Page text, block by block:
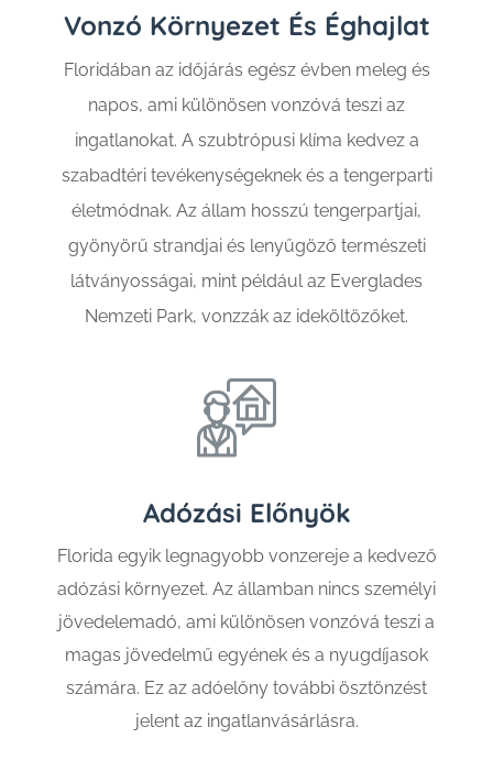
Vonzó Környezet És Éghajlat
Floridában az időjárás egész évben meleg és
napos, ami különösen vonzóvá teszi az
ingatlanokat. A szubtrópusi klíma kedvez a
szabadtéri tevékenységeknek és a tengerparti
életmódnak. Az állam hosszú tengerpartjai,
gyönyörű strandjai és lenyűgöző természeti
látványosságai, mint például az Everglades
Nemzeti Park, vonzzák az ideköltözőket.
Adózási Előnyök
Florida egyik legnagyobb vonzereje a kedvező
adózási környezet. Az államban nincs személyi
jövedelemadó, ami különösen vonzóvá teszi a
magas jövedelmű egyének és a nyugdíjasok
számára. Ez az adóelőny további ösztönzést
jelent az ingatlanvásárlásra.